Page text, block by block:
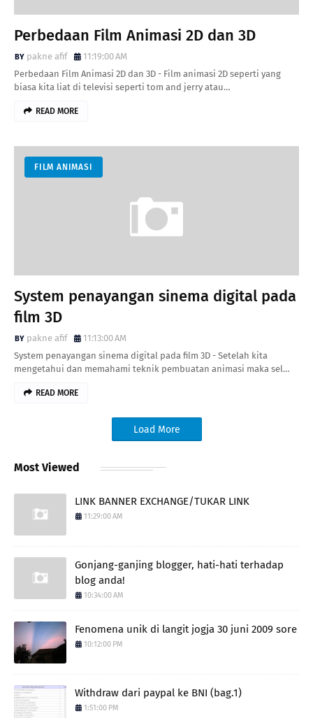
Perbedaan Film Animasi 2D dan 3D
pakne afif
11:19:00 AM
Perbedaan Film Animasi 2D dan 3D - Film animasi 2D seperti yang
biasa kita liat di televisi seperti tom and jerry atau…
READ MORE
FILM ANIMASI
System penayangan sinema digital pada
film 3D
pakne afif
11:13:00 AM
System penayangan sinema digital pada film 3D - Setelah kita
mengetahui dan memahami teknik pembuatan animasi maka sel…
READ MORE
Load More
Most Viewed
LINK BANNER EXCHANGE/TUKAR LINK
11:29:00 AM
Gonjang-ganjing blogger, hati-hati terhadap
blog anda!
10:34:00 AM
Fenomena unik di langit jogja 30 juni 2009 sore
10:12:00 PM
Withdraw dari paypal ke BNI (bag.1)
1:51:00 PM